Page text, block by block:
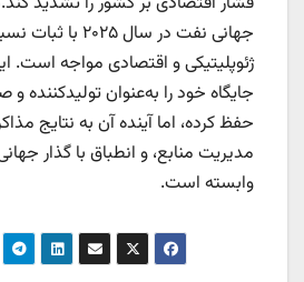
جهانی نفت در سال
ژئوپلیتیکی و اقتصادی مواجه است.
جایگاه خود را به‌عنوان تولیدکننده و
حفظ کرده، اما آینده آن به نتایج
مدیریت منابع، و انطباق با گذار
وابسته است.